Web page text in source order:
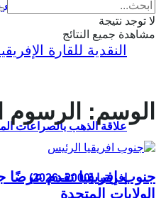
علاقة الذهب بالصراعات
إفريقيا (2000–2026)
لا توجد نتيجة
مشاهدة جميع النتائج
الوسم: الرسوم
جنوب إفريقيا تقدم عرضًا
الولايات المتحدة